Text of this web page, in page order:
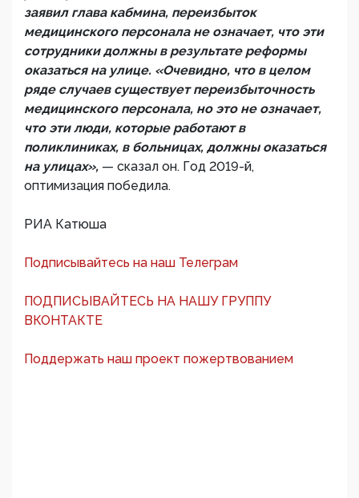
заявил глава кабмина, переизбыток
медицинского персонала не означает, что эти
сотрудники должны в результате реформы
оказаться на улице. «Очевидно, что в целом
ряде случаев существует переизбыточность
медицинского персонала, но это не означает,
что эти люди, которые работают в
поликлиниках, в больницах, должны оказаться
на улицах», — сказал он. Год 2019-й,
оптимизация победила.
РИА Катюша
Подписывайтесь на наш Телеграм
ПОДПИСЫВАЙТЕСЬ НА НАШУ ГРУППУ
ВКОНТАКТЕ
Поддержать наш проект пожертвованием